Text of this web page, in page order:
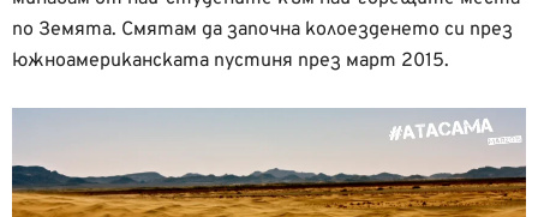
по Земята. Смятам да започна колоезденето си през
южноамериканската пустиня през март 2015.